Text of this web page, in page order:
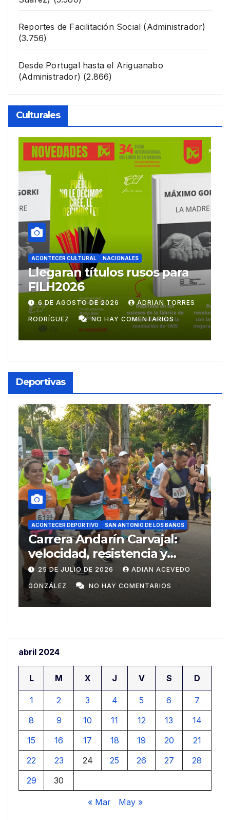
Reportes de Facilitación Social (Administrador)
(3.756)
Desde Portugal hasta el Ariguanabo
(Administrador) (2.866)
Culturales
ACONTECER CULTURAL NACIONALES
Llegaran títulos rusos para
FILH2026
6 DE AGOSTO DE 2026 ADRIAN TORRES
RODRÍGUEZ NO HAY COMENTARIOS
Deportivas
ACONTECER DEPORTIVO SAN ANTONIO DE LOS BAÑOS
Carrera Andarín Carvajal:
velocidad, resistencia y
espíritu deportivo en su 38
edición
25 DE JULIO DE 2026 ADIAN ACEVEDO
GONZÁLEZ NO HAY COMENTARIOS
abril 2024
L M X J V S D
1 2 3 4 5 6
7
8
9 10 11 12 13
14
15
16 17 18 19 20
21
22
23 24 25 26 27
28
29
30
« Mar May »